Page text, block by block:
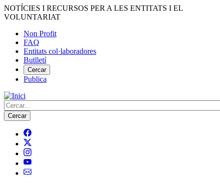
Vés
al
NOTÍCIES I RECURSOS PER A LES ENTITATS I EL
VOLUNTARIAT
Menú
del
compte
d'usuari
Non Profit
FAQ
Entitats col·laboradores
Butlletí
Cercar
Publica
Cerca